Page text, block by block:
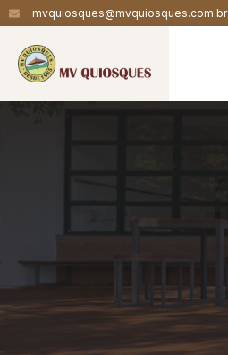
mvquiosques@mvquiosques.com.br